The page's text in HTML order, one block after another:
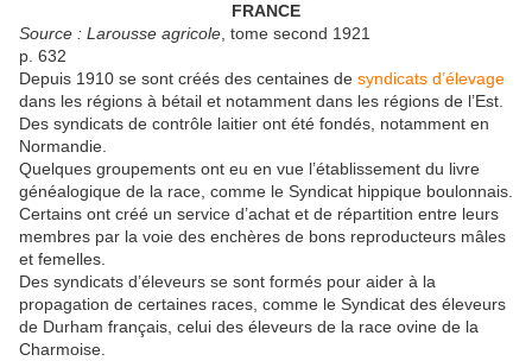
FRANCE
Source : Larousse agricole , tome second 1921
p. 632
Depuis 1910 se sont créés des centaines de syndicats d’élevage
dans les régions à bétail et notamment dans les régions de l’Est.
Des syndicats de contrôle laitier ont été fondés, notamment en
Normandie.
Quelques groupements ont eu en vue l’établissement du livre
généalogique de la race, comme le Syndicat hippique boulonnais.
Certains ont créé un service d’achat et de répartition entre leurs
membres par la voie des enchères de bons reproducteurs mâles
et femelles.
Des syndicats d’éleveurs se sont formés pour aider à la
propagation de certaines races, comme le Syndicat des éleveurs
de Durham français, celui des éleveurs de la race ovine de la
Charmoise.